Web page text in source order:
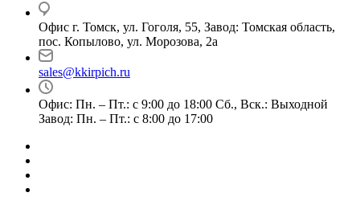
Офис г. Томск, ул. Гоголя, 55, Завод: Томская область,
пос. Копылово, ул. Морозова, 2а
sales@kkirpich.ru
Офис: Пн. – Пт.: с 9:00 до 18:00 Сб., Вск.: Выходной
Завод: Пн. – Пт.: с 8:00 до 17:00